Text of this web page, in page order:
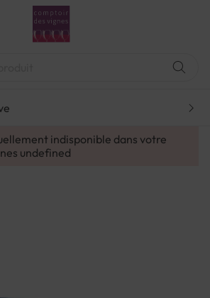
indisponible dans votre
undefined